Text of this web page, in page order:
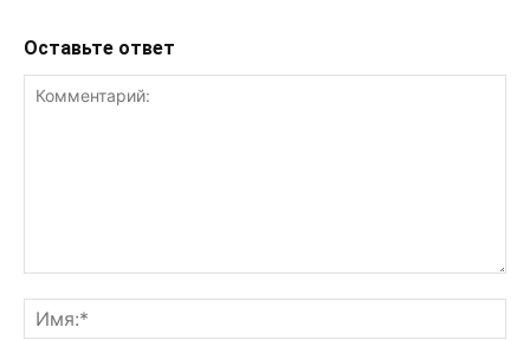
Оставьте ответ